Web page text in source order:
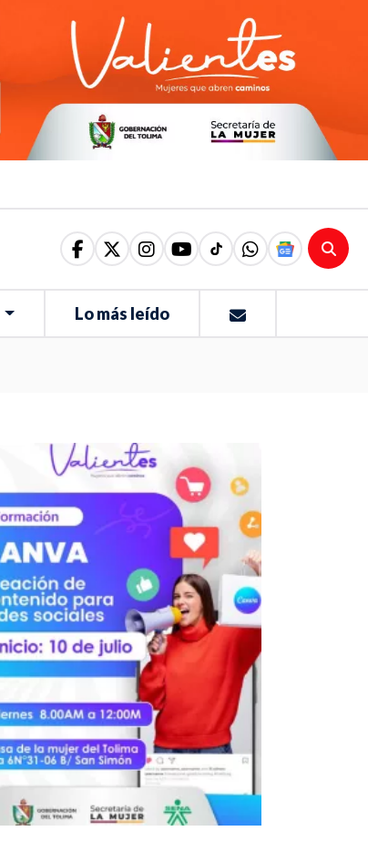
Lo más leído